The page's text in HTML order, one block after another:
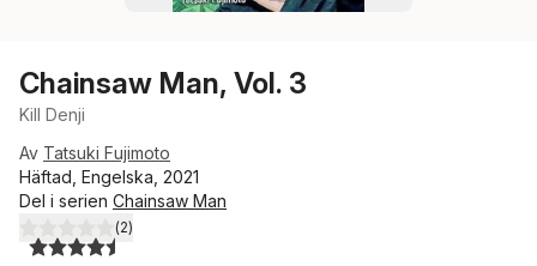
Chainsaw Man, Vol. 3
Kill Denji
Av Tatsuki Fujimoto
Häftad, Engelska, 2021
Del i serien Chainsaw Man
4,5utav 5 stjärnor. Totalt antal röster:
(2)